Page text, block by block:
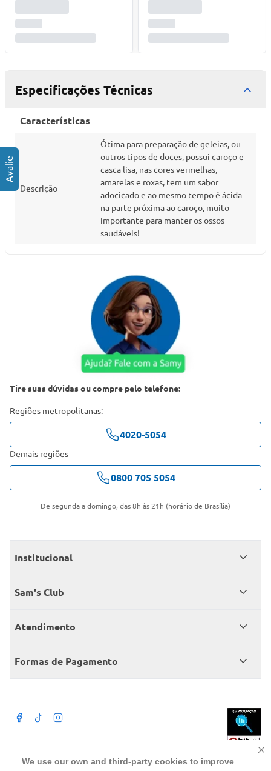
We use our own and third-party cookies to improve
Especificações Técnicas
Características
Descrição
Ótima para preparação de geleias, ou
outros tipos de doces, possui caroço e
casca lisa, nas cores vermelhas,
amarelas e roxas, tem um sabor
adocicado e ao mesmo tempo é ácida
na parte próxima ao caroço, muito
importante para manter os ossos
saudáveis!
Tire suas dúvidas ou compre pelo telefone:
Regiões metropolitanas:
4020-5054
Demais regiões
0800 705 5054
De segunda a domingo, das 8h às 21h (horário de Brasília)
Institucional
Quem somos
Encontre um Clube
Sam's Club
Seja sócio
Member’s Mark
Atendimento
Fale conosco
Atendimento em libras
Formas de Pagamento
Beba com moderação. A Venda e o consumo de bebida alcoólica são
proibidos para menores de 18 anos. Preços, ofertas e condições exclusivas